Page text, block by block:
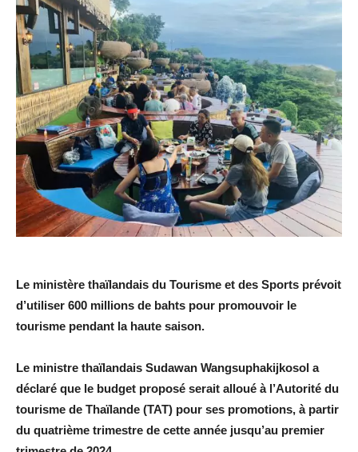
Le ministère thaïlandais du Tourisme et des Sports prévoit
d’utiliser 600 millions de bahts pour promouvoir le
tourisme pendant la haute saison.
Le ministre thaïlandais Sudawan Wangsuphakijkosol a
déclaré que le budget proposé serait alloué à l’Autorité du
tourisme de Thaïlande (TAT) pour ses promotions, à partir
du quatrième trimestre de cette année jusqu’au premier